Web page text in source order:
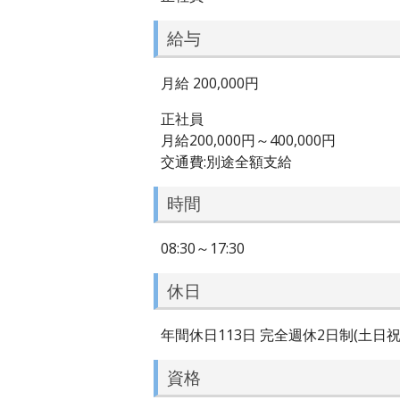
給与
月給 200,000円
正社員
月給200,000円～400,000円
交通費:別途全額支給
時間
08:30～17:30
休日
年間休日113日 完全週休2日制(土日
資格